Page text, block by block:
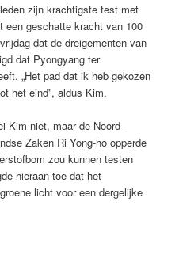
zijn krachtigste test met
een geschatte kracht van 100
dat de dreigementen van
dat Pyongyang ter
„Het pad dat ik heb gekozen
het eind”, aldus Kim.
Kim niet, maar de Noord-
Zaken Ri Yong-ho opperde
zou kunnen testen
hieraan toe dat het
licht voor een dergelijke